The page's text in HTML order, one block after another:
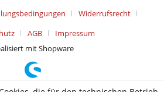
Widerrufsrecht
AGB
Impressum
mit Shopware